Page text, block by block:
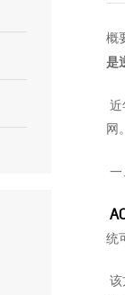
概
是
近
网
一
统
该